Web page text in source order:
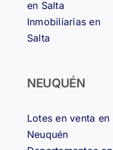
en Salta
Inmobiliarias en
Salta
NEUQUÉN
Lotes en venta en
Neuquén